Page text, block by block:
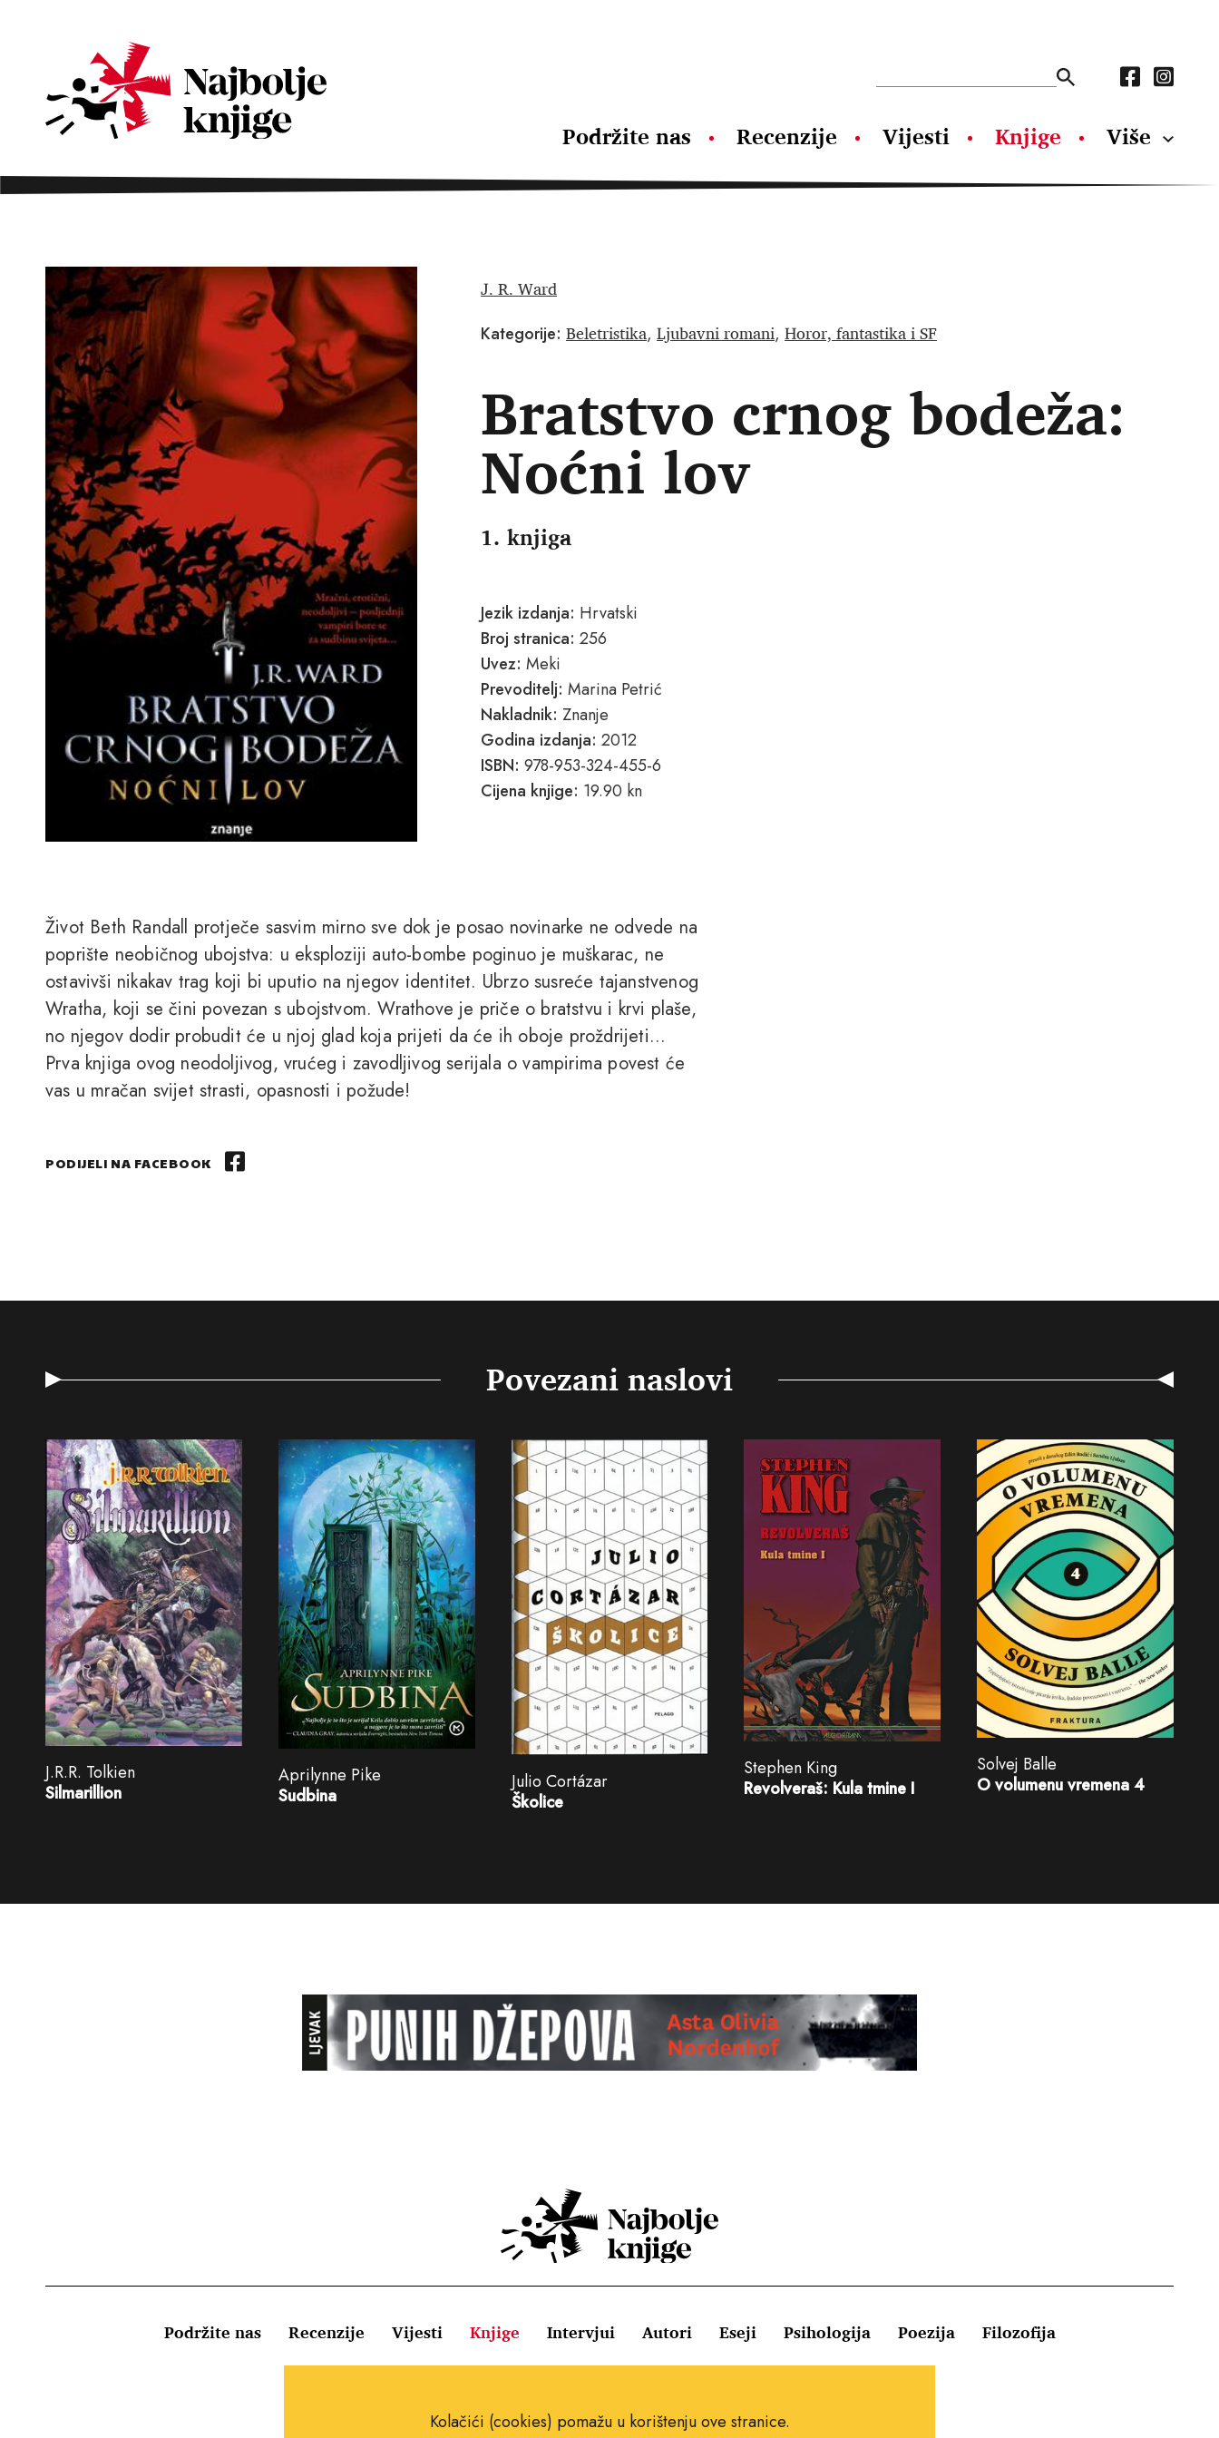
Podržite nas Recenzije Vijesti Knjige Više
J. R. Ward
Kategorije: Beletristika, Ljubavni romani, Horor, fantastika i SF
Bratstvo crnog bodeža:
Noćni lov
1. knjiga
Jezik izdanja: Hrvatski
Broj stranica: 256
Uvez: Meki
Prevoditelj: Marina Petrić
Nakladnik: Znanje
Godina izdanja: 2012
ISBN: 978-953-324-455-6
Cijena knjige: 19.90 kn
Život Beth Randall protječe sasvim mirno sve dok je posao novinarke ne odvede na
poprište neobičnog ubojstva: u eksploziji auto-bombe poginuo je muškarac, ne
ostavivši nikakav trag koji bi uputio na njegov identitet. Ubrzo susreće tajanstvenog
Wratha, koji se čini povezan s ubojstvom. Wrathove je priče o bratstvu i krvi plaše,
no njegov dodir probudit će u njoj glad koja prijeti da će ih oboje proždrijeti...
Prva knjiga ovog neodoljivog, vrućeg i zavodljivog serijala o vampirima povest će
vas u mračan svijet strasti, opasnosti i požude!
PODIJELI NA FACEBOOK
Povezani naslovi
J.R.R. Tolkien
Silmarillion
Aprilynne Pike
Sudbina
Julio Cortázar
Školice
Stephen King
Revolveraš: Kula tmine I
Solvej Balle
O volumenu vremena 4
Podržite nas Recenzije Vijesti Knjige Intervjui Autori Eseji Psihologija Poezija Filozofija
Kolačići (cookies) pomažu u korištenju ove stranice.